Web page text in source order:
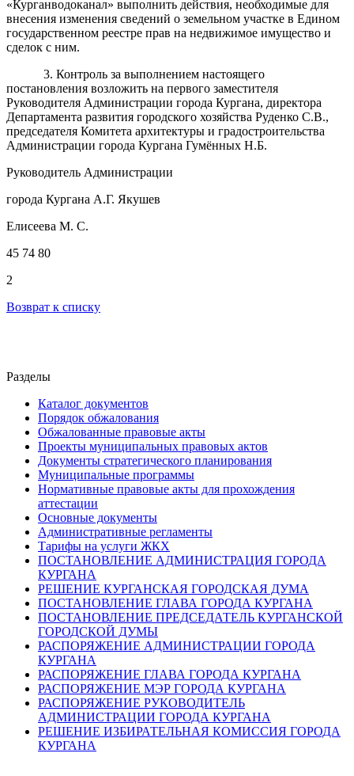
«Курганводоканал» выполнить действия, необходимые для
внесения изменения сведений о земельном участке в Едином
государственном реестре прав на недвижимое имущество и
сделок с ним.
3. Контроль за выполнением настоящего
постановления возложить на первого заместителя
Руководителя Администрации города Кургана, директора
Департамента развития городского хозяйства Руденко С.В.,
председателя Комитета архитектуры и градостроительства
Администрации города Кургана Гумённых Н.Б.
Руководитель Администрации
города Кургана А.Г. Якушев
Елисеева М. С.
45 74 80
2
Возврат к списку
Разделы
Каталог документов
Порядок обжалования
Обжалованные правовые акты
Проекты муниципальных правовых актов
Документы стратегического планирования
Муниципальные программы
Нормативные правовые акты для прохождения
аттестации
Основные документы
Административные регламенты
Тарифы на услуги ЖКХ
ПОСТАНОВЛЕНИЕ АДМИНИСТРАЦИЯ ГОРОДА
КУРГАНА
РЕШЕНИЕ КУРГАНСКАЯ ГОРОДСКАЯ ДУМА
ПОСТАНОВЛЕНИЕ ГЛАВА ГОРОДА КУРГАНА
ПОСТАНОВЛЕНИЕ ПРЕДСЕДАТЕЛЬ КУРГАНСКОЙ
ГОРОДСКОЙ ДУМЫ
РАСПОРЯЖЕНИЕ АДМИНИСТРАЦИИ ГОРОДА
КУРГАНА
РАСПОРЯЖЕНИЕ ГЛАВА ГОРОДА КУРГАНА
РАСПОРЯЖЕНИЕ МЭР ГОРОДА КУРГАНА
РАСПОРЯЖЕНИЕ РУКОВОДИТЕЛЬ
АДМИНИСТРАЦИИ ГОРОДА КУРГАНА
РЕШЕНИЕ ИЗБИРАТЕЛЬНАЯ КОМИССИЯ ГОРОДА
КУРГАНА